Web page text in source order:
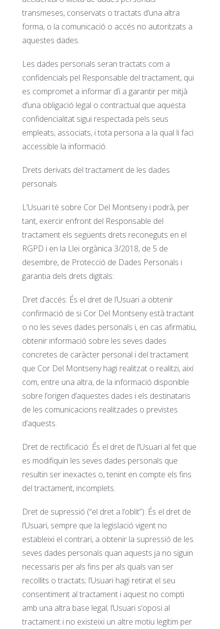
transmeses, conservats o tractats d’una altra
forma, o la comunicació o accés no autoritzats a
aquestes dades.
Les dades personals seran tractats com a
confidencials pel Responsable del tractament, qui
es compromet a informar d’i a garantir per mitjà
d’una obligació legal o contractual que aquesta
confidencialitat sigui respectada pels seus
empleats, associats, i tota persona a la qual li faci
accessible la informació.
Drets derivats del tractament de les dades
personals
L’Usuari té sobre Cor Del Montseny i podrà, per
tant, exercir enfront del Responsable del
tractament els següents drets reconeguts en el
RGPD i en la Llei orgànica 3/2018, de 5 de
desembre, de Protecció de Dades Personals i
garantia dels drets digitals:
Dret d’accés: És el dret de l’Usuari a obtenir
confirmació de si Cor Del Montseny està tractant
o no les seves dades personals i, en cas afirmatiu,
obtenir informació sobre les seves dades
concretes de caràcter personal i del tractament
que Cor Del Montseny hagi realitzat o realitzi, així
com, entre una altra, de la informació disponible
sobre l’origen d’aquestes dades i els destinataris
de les comunicacions realitzades o previstes
d’aquests.
Dret de rectificació: És el dret de l’Usuari al fet que
es modifiquin les seves dades personals que
resultin ser inexactes o, tenint en compte els fins
del tractament, incomplets.
Dret de supressió (“el dret a l’oblit”): És el dret de
l’Usuari, sempre que la legislació vigent no
estableixi el contrari, a obtenir la supressió de les
seves dades personals quan aquests ja no siguin
necessaris per als fins per als quals van ser
recollits o tractats; l’Usuari hagi retirat el seu
consentiment al tractament i aquest no compti
amb una altra base legal; l’Usuari s’oposi al
tractament i no existeixi un altre motiu legítim per